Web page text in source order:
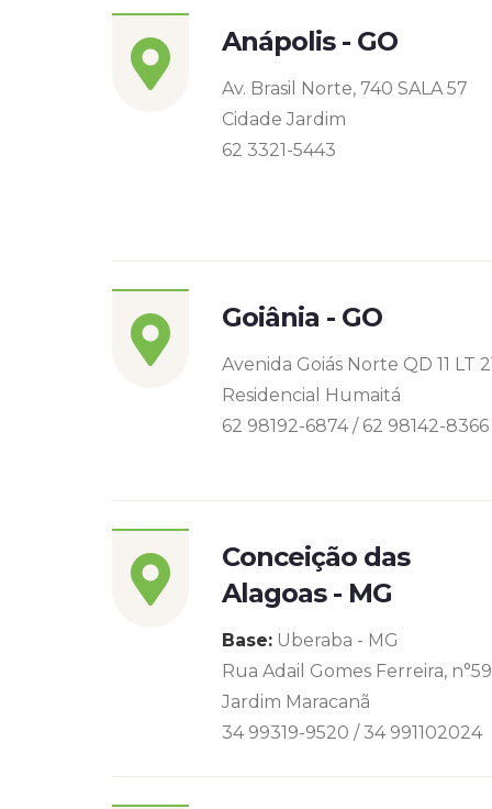
Anápolis - GO
Av. Brasil Norte, 740 SALA 57
Cidade Jardim
62 3321-5443
Goiânia - GO
Avenida Goiás Norte QD 11 LT
Residencial Humaitá
62 98192-6874 / 62 98142-8366
Conceição das
Alagoas - MG
Base: Uberaba - MG
Rua Adail Gomes Ferreira,
Jardim Maracanã
34 99319-9520 / 34 991102024